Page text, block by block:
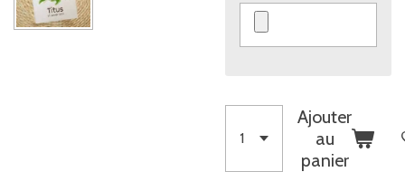
Ajouter
au
panier